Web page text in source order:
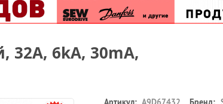
32А, 6kА, 30mA,